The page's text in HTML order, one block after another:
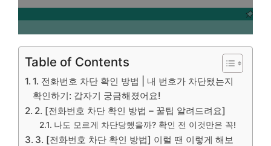
Table of Contents
1. 전화번호 차단 확인 방법 | 내 번호가 차단됐는지
확인하기: 갑자기 궁금해졌어요!
2. [전화번호 차단 확인 방법 – 꿀팁 알려드려요]
나도 모르게 차단당했을까? 확인 전 이것만은 꼭!
3. [전화번호 차단 확인 방법] 이럴 땐 이렇게 해보